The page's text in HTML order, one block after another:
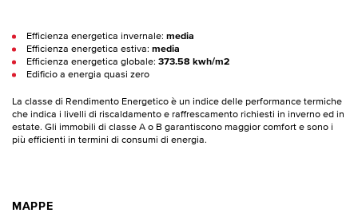
Efficienza energetica invernale: media
Efficienza energetica estiva: media
Efficienza energetica globale: 373.58 kwh/m2
Edificio a energia quasi zero
La classe di Rendimento Energetico è un indice delle performance termiche
che indica i livelli di riscaldamento e raffrescamento richiesti in inverno ed in
estate. Gli immobili di classe A o B garantiscono maggior comfort e sono i
più efficienti in termini di consumi di energia.
MAPPE